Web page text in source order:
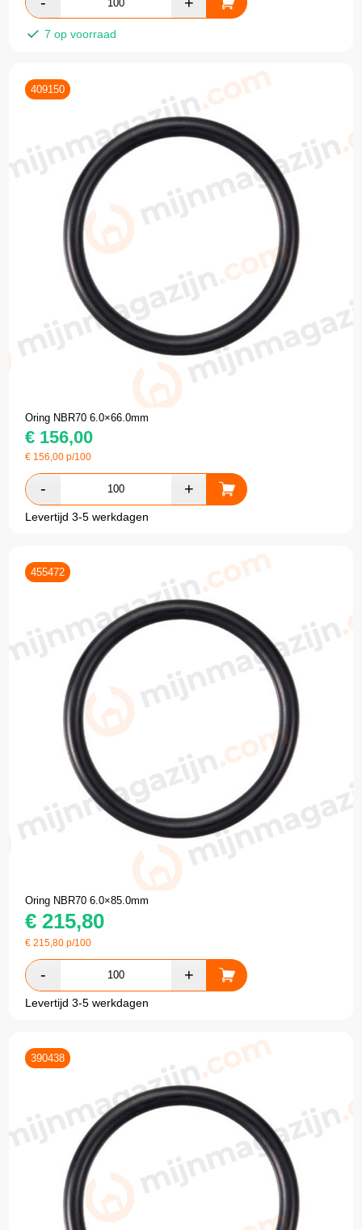
7 op voorraad
409150
Oring NBR70 6.0×66.0mm
€ 156,00
€ 156,00 p/100
Levertijd 3-5 werkdagen
455472
Oring NBR70 6.0×85.0mm
€ 215,80
€215,80 p/100
Levertijd 3-5 werkdagen
390438